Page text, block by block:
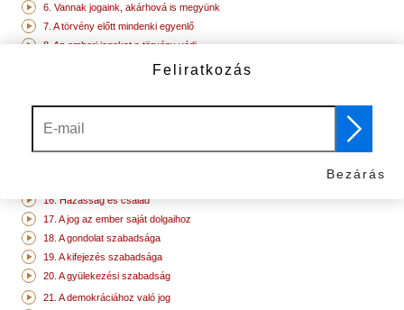
6. Vannak jogaink, akárhová is megyünk
7. A törvény előtt mindenki egyenlő
8. Az emberi jogokat a törvény védi
9. Nincs jogtalan letartóztatás
11. Bűnösségünk bebizonyításáig ártatlanok vagyunk
12. A magánélethez való jog
16. Házasság és család
17. A jog az ember saját dolgaihoz
18. A gondolat szabadsága
19. A kifejezés szabadsága
20. A gyülekezési szabadság
21. A demokráciához való jog
Feliratkozás
Bezárás